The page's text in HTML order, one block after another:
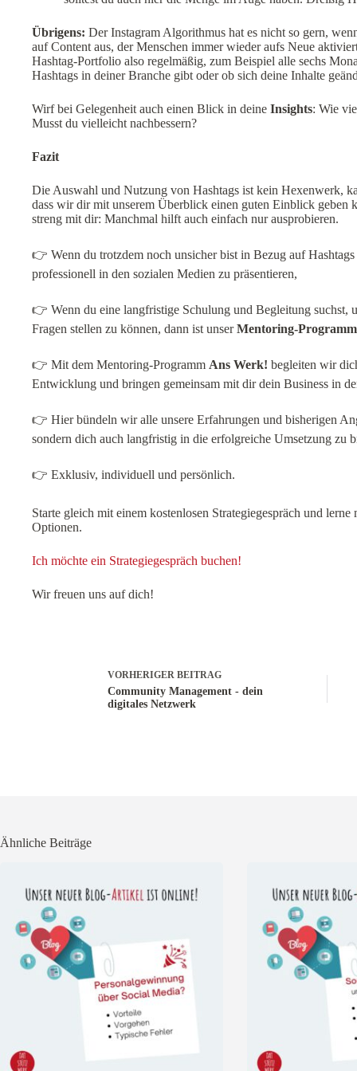
Übrigens: Der Instagram Algorithmus hat es nicht so gern,
auf Content aus, der Menschen immer wieder aufs Neue
Hashtag-Portfolio also regelmäßig, zum Beispiel alle sechs
Hashtags in deiner Branche gibt oder ob sich deine Inhalte
Wirf bei Gelegenheit auch einen Blick in deine Insights: Wie
Musst du vielleicht nachbessern?
Fazit
Die Auswahl und Nutzung von Hashtags ist kein Hexenwerk,
dass wir dir mit unserem Überblick einen guten Einblick geben
streng mit dir: Manchmal hilft auch einfach nur ausprobieren.
👉 Wenn du trotzdem noch unsicher bist in Bezug auf
professionell in den sozialen Medien zu präsentieren,
👉 Wenn du eine langfristige Schulung und Begleitung suchst,
Fragen stellen zu können, dann ist unserMentoring-Programm
👉 Mit dem Mentoring-Programm Ans Werk! begleiten wir
Entwicklung und bringen gemeinsam mit dir dein Business in
👉 Hier bündeln wir alle unsere Erfahrungen und bisherigen
sondern dich auch langfristig in die erfolgreiche Umsetzung zu
👉 Exklusiv, individuell und persönlich.
Starte gleich mit einem kostenlosen Strategiegespräch und
Optionen.
Ich möchte ein Strategiegespräch buchen!
Wir freuen uns auf dich!
VORHERIGER BEITRAG
Community Management - dein
digitales Netzwerk
Ähnliche Beiträge